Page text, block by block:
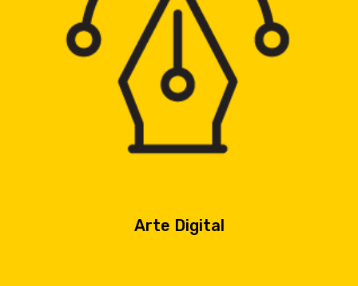
Arte Digital